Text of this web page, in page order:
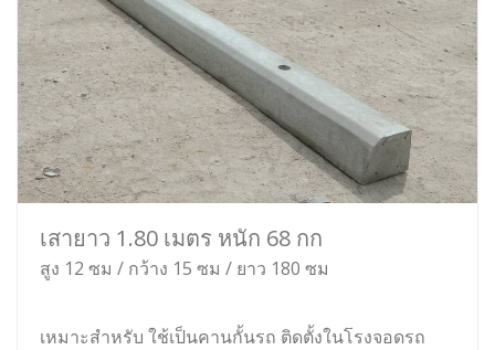
เสายาว 1.80 เมตร หนัก 68 กก
สูง 12 ซม / กว้าง 15 ซม / ยาว 180 ซม
เหมาะสำหรับ ใช้เป็นคานกั้นรถ ติดตั้งในโรงจอดรถ